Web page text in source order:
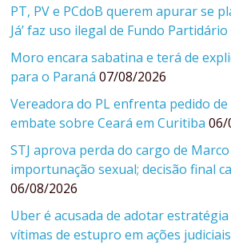
PT, PV e PCdoB querem apurar se
Já’ faz uso ilegal de Fundo Partidário
Moro encara sabatina e terá de
para o Paraná 07/08/2026
Vereadora do PL enfrenta pedido de
embate sobre Ceará em Curitiba 06/
STJ aprova perda do cargo de
importunação sexual; decisão final
06/08/2026
Uber é acusada de adotar
vítimas de estupro em ações judiciais